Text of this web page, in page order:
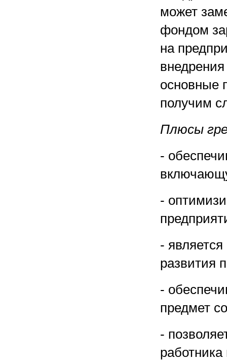
может
фондом
на
основные
получим
Плюсы
-
-
-
развития
-
предмет
-
работника